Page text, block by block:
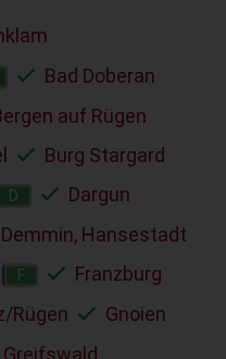
Bad Doberan
auf Rügen
Burg Stargard
D
Dargun
Demmin, Hansestadt
F Franzburg
Rügen
Gnoien
Greifswald